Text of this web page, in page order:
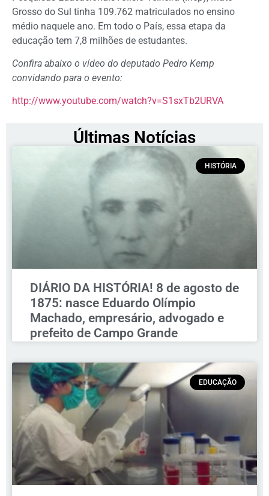
Grosso do Sul tinha 109.762 matriculados no ensino
médio naquele ano. Em todo o País, essa etapa da
educação tem 7,8 milhões de estudantes.
Confira abaixo o vídeo do deputado Pedro Kemp
convidando para o evento:
http://www.youtube.com/watch?v=S1sxTb2URVA
Últimas Notícias
HISTÓRIA
DIÁRIO DA HISTÓRIA! 8 de agosto de
1875: nasce Eduardo Olímpio
Machado, empresário, advogado e
prefeito de Campo Grande
EDUCAÇÃO